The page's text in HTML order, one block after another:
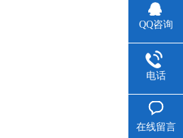
QQ咨询
电话
在线留言